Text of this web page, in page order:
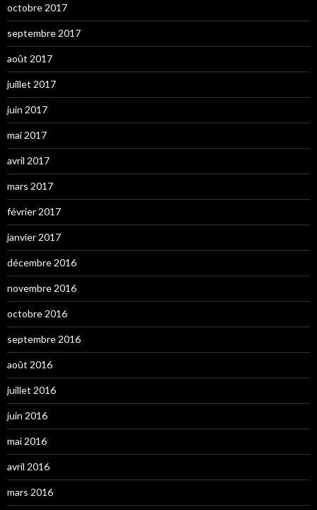
octobre 2017
septembre 2017
août 2017
juillet 2017
juin 2017
mai 2017
avril 2017
mars 2017
février 2017
janvier 2017
décembre 2016
novembre 2016
octobre 2016
septembre 2016
août 2016
juillet 2016
juin 2016
mai 2016
avril 2016
mars 2016